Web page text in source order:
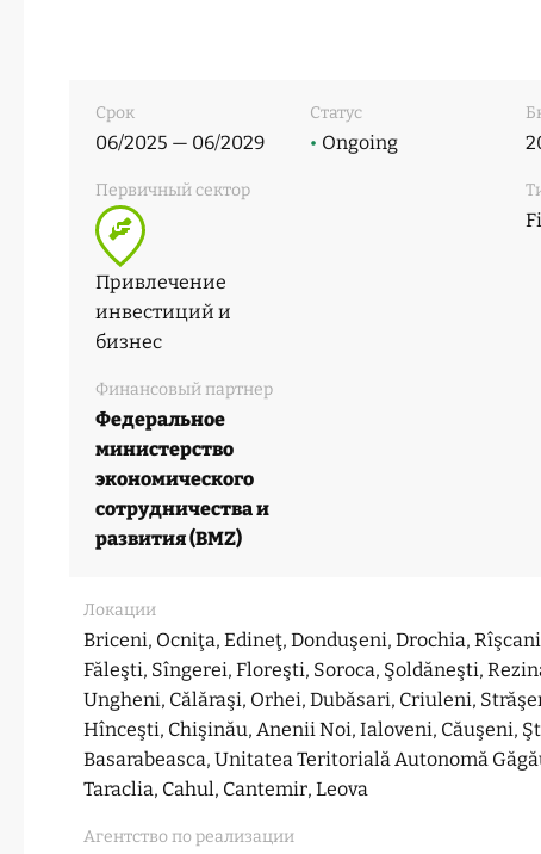
Срок
06/2025 — 06/2029
Статус
• Ongoing
Первичный сектор
Привлечение
инвестиций и
бизнес
Финансовый партнер
Федеральное
министерство
экономического
сотрудничества и
развития (BMZ)
Локации
Briceni, Ocniţa, Edineţ, Donduşeni, Drochia,
Făleşti, Sîngerei, Floreşti, Soroca, Şoldăneşti,
Ungheni, Călăraşi, Orhei, Dubăsari, Criuleni,
Hînceşti, Chişinău, Anenii Noi, Ialoveni, Căuşeni,
Basarabeasca, Unitatea Teritorială Autonomă
Taraclia, Cahul, Cantemir, Leova
Агентство по реализации